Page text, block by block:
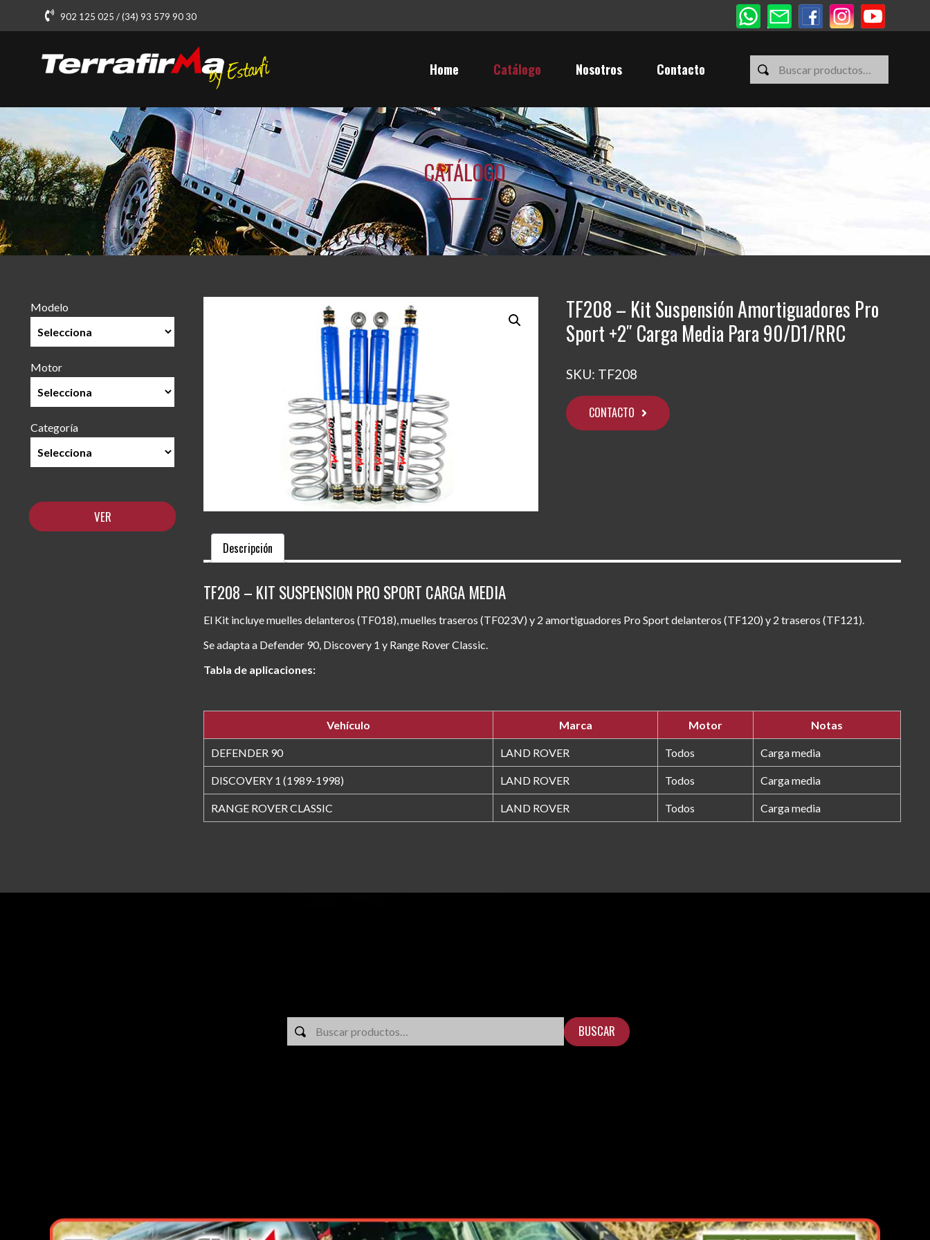
902 125 025 / (34) 93 579 90 30
Home Catálogo Nosotros Contacto
CATÁLOGO
Modelo
Motor
Categoría
TF208 – Kit Suspensión Amortiguadores Pro
Sport +2″ Carga Media Para 90/D1/RRC
SKU: TF208
CONTACTO
Descripción
TF208 – KIT SUSPENSION PRO SPORT CARGA MEDIA
El Kit incluye muelles delanteros (TF018), muelles traseros (TF023V) y 2 amortiguadores Pro Sport delanteros (TF120) y 2 traseros (TF121).
Se adapta a Defender 90, Discovery 1 y Range Rover Classic.
Tabla de aplicaciones:
Vehículo Marca Motor Notas
DEFENDER 90 LAND ROVER Todos Carga media
DISCOVERY 1 (1989-1998) LAND ROVER Todos Carga media
RANGE ROVER CLASSIC LAND ROVER Todos Carga media
BUSCAR